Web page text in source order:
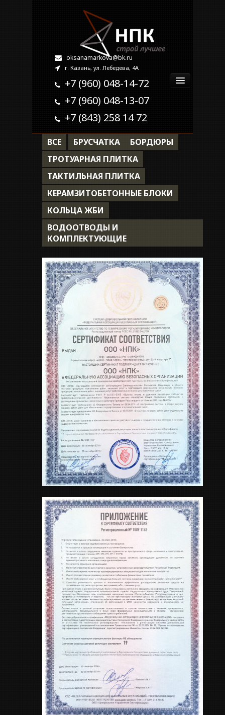
oksanamarkova@bk.ru
г. Казань, ул. Лебедева, 4А
+7 (960) 048-14-72
+7 (960) 048-13-07
+7 (843) 258 14 72
Главная
Продукция
Наши работы
Контакты
Доставка
Укладка
ВСЕ БРУСЧАТКА
БОРДЮРЫ
ТРОТУАРНАЯ ПЛИТКА
ТАКТИЛЬНАЯ ПЛИТКА
КЕРАМЗИТОБЕТОННЫЕ БЛОКИ
КОЛЬЦА ЖБИ
ВОДООТВОДЫ И
КОМПЛЕКТУЮЩИЕ